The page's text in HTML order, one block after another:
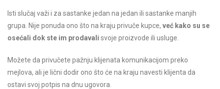
Isti slučaj važi i za sastanke jedan na jedan ili sastanke manjih
grupa. Nije ponuda ono što na kraju privuče kupce, već kako su se
osećali dok ste im prodavali svoje proizvode ili usluge.
Možete da privučete pažnju klijenata komunikacijom preko
mejlova, ali je lični dodir ono što će na kraju navesti klijenta da
ostavi svoj potpis na dnu ugovora.